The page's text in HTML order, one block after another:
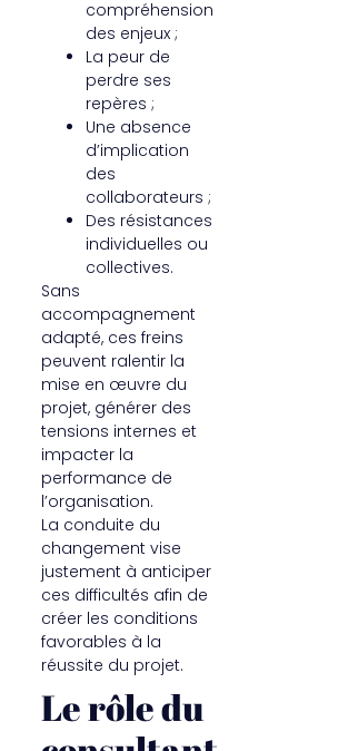
compréhension
des enjeux ;
La peur de
perdre ses
repères ;
Une absence
d’implication
des
collaborateurs ;
Des résistances
individuelles ou
collectives.
Sans
accompagnement
adapté, ces freins
peuvent ralentir la
mise en œuvre du
projet, générer des
tensions internes et
impacter la
performance de
l’organisation.
La conduite du
changement vise
justement à anticiper
ces difficultés afin de
créer les conditions
favorables à la
réussite du projet.
Le rôle du